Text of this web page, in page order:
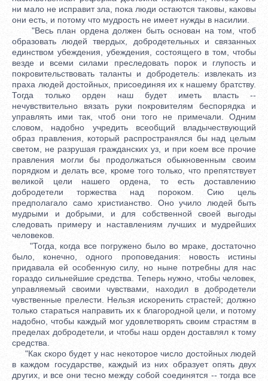
ни мало не исправит зла, пока люди остаются таковы, каковы
они есть, и потому что мудрость не имеет нужды в насилии.
"Весь план ордена должен быть основан на том, чтоб
образовать людей твердых, добродетельных и связанных
единством убеждения, убеждения, состоящего в том, чтобы
везде и всеми силами преследовать порок и глупость и
покровительствовать таланты и добродетель: извлекать из
праха людей достойных, присоединяя их к нашему братству.
Тогда только орден наш будет иметь власть --
нечувствительно вязать руки покровителям беспорядка и
управлять ими так, чтоб они того не примечали. Одним
словом, надобно учредить всеобщий владычествующий
образ правления, который распространялся бы над целым
светом, не разрушая гражданских уз, и при коем все прочие
правления могли бы продолжаться обыкновенным своим
порядком и делать все, кроме того только, что препятствует
великой цели нашего ордена, то есть доставлению
добродетели торжества над пороком. Сию цель
предполагало само христианство. Оно учило людей быть
мудрыми и добрыми, и для собственной своей выгоды
следовать примеру и наставлениям лучших и мудрейших
человеков.
"Тогда, когда все погружено было во мраке, достаточно
было, конечно, одного проповедания: новость истины
придавала ей особенную силу, но ныне потребны для нас
гораздо сильнейшие средства. Теперь нужно, чтобы человек,
управляемый своими чувствами, находил в добродетели
чувственные прелести. Нельзя искоренить страстей; должно
только стараться направить их к благородной цели, и потому
надобно, чтобы каждый мог удовлетворять своим страстям в
пределах добродетели, и чтобы наш орден доставлял к тому
средства.
"Как скоро будет у нас некоторое число достойных людей
в каждом государстве, каждый из них образует опять двух
других, и все они тесно между собой соединятся -- тогда все